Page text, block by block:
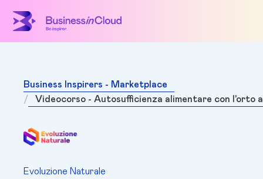
Business Inspirers - Marketplace
Videocorso - Autosufficienza alimentare con l’orto
Evoluzione Naturale